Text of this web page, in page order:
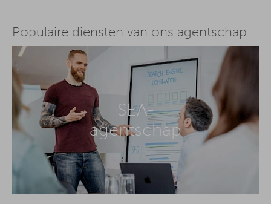
Populaire diensten van ons agentschap
SEA-
agentschap